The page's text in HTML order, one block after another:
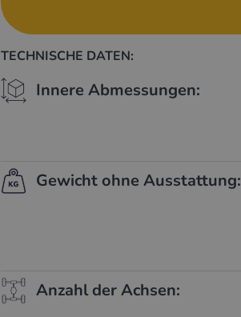
TECHNISCHE DATEN:
Innere Abmessungen:
Gewicht ohne Ausstattung:
Anzahl der Achsen: